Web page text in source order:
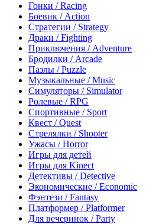
Гонки / Racing
Боевик / Action
Стратегии / Strategy
Драки / Fighting
Приключения / Adventure
Бродилки / Arcade
Пазлы / Puzzle
Музыкальные / Music
Симуляторы / Simulator
Ролевые / RPG
Спортивные / Sport
Квест / Quest
Стрелялки / Shooter
Ужасы / Horror
Игры для детей
Игры для Kinect
Детективы / Detective
Экономические / Economic
Фэнтези / Fantasy
Платформер / Platformer
Для вечеринок / Party